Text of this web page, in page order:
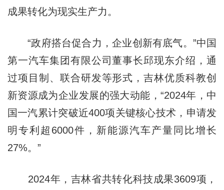
成果转化为现实生产力。
“政府搭台促合力，企业创新有底气。”中国
第一汽车集团有限公司董事长邱现东介绍，通
过项目制、联合研发等形式，吉林优质科教创
新资源成为企业发展的强大动能，“2024年，中
国一汽累计突破近400项关键核心技术，申请发
明专利超6000件，新能源汽车产量同比增长
27%。”
2024年，吉林省共转化科技成果3609项，